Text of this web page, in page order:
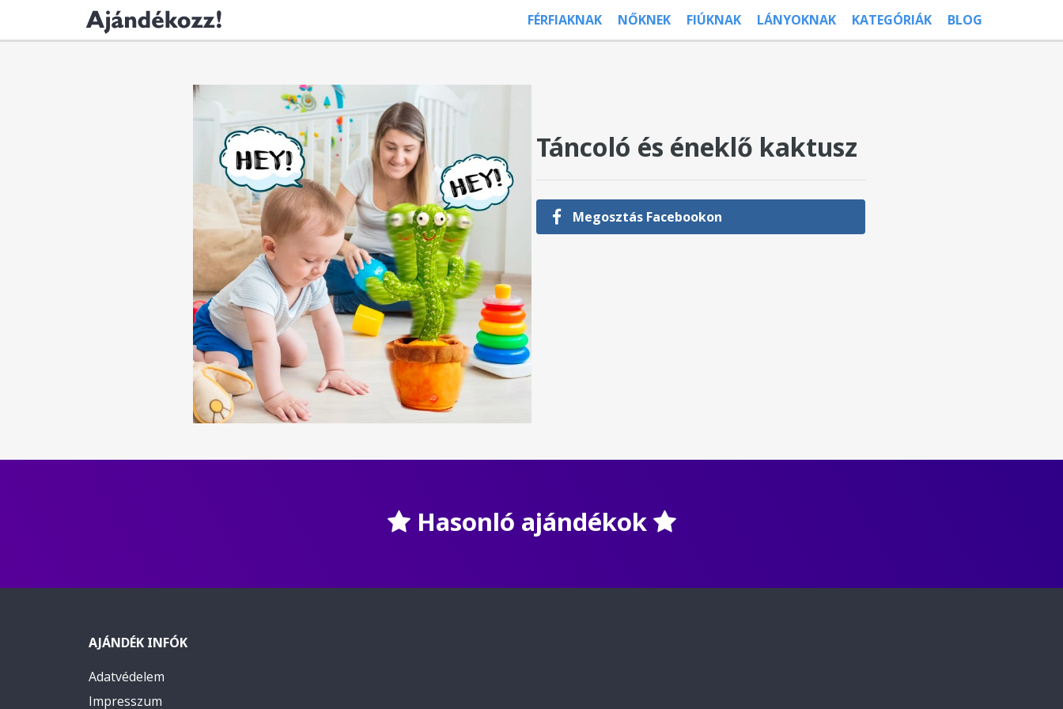
FÉRFIAKNAK NŐKNEK FIÚKNAK LÁNYOKNAK KATEGÓRIÁK BLOG
Táncoló és éneklő kaktusz
Megosztás Facebookon
Hasonló ajándékok
AJÁNDÉK INFÓK
Adatvédelem
Impresszum